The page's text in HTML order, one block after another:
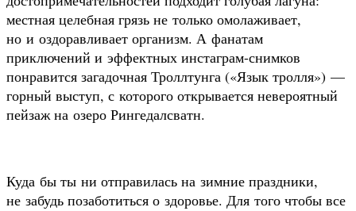
местная целебная грязь не только омолаживает,
но и оздоравливает организм. А фанатам
приключений и эффектных инстаграм-снимков
понравится загадочная Троллтунга («Язык тролля») —
горный выступ, с которого открывается невероятный
пейзаж на озеро Рингедалсватн.
Куда бы ты ни отправилась на зимние праздники,
не забудь позаботиться о здоровье. Для того чтобы все